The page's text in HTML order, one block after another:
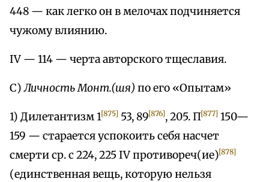
448 — как легко он в мелочах подчиняется
чужому влиянию.
IV — 114 — черта авторского тщеславия.
С)Личность Монт.(шя) по его «Опытам»
1) Дилетантизм 1[875] 53, 89[876], 205. П[877] 150—
159 — старается успокоить себя насчет
смерти ср. с 224, 225 IV противореч(ие)[878]
(единственная вещь, которую нельзя